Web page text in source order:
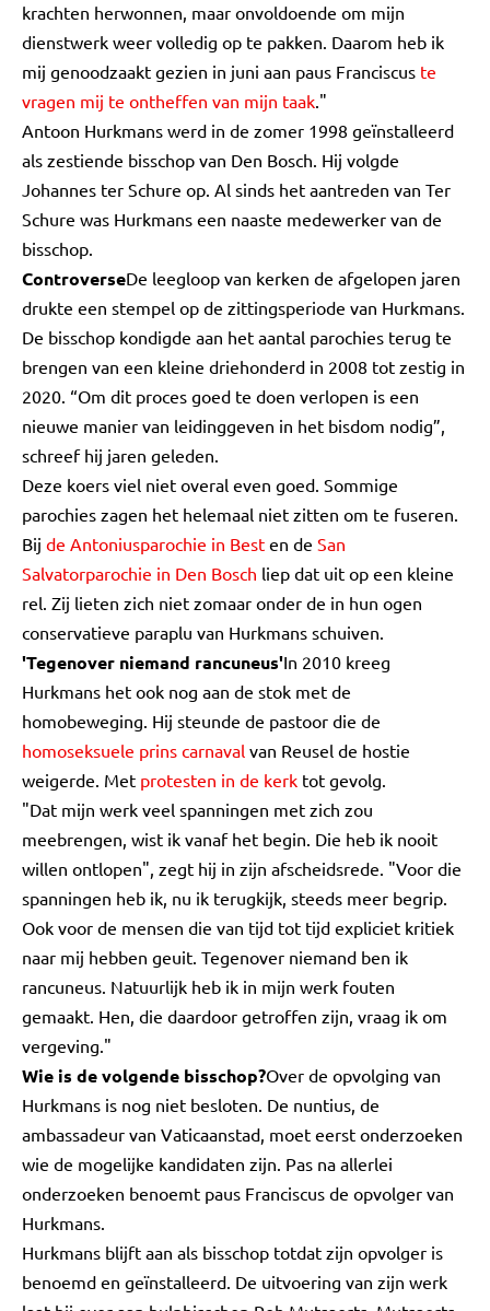
krachten herwonnen, maar onvoldoende om mijn
dienstwerk weer volledig op te pakken. Daarom heb ik
mij genoodzaakt gezien in juni aan paus Franciscus te
vragen mij te ontheffen van mijn taak."
Antoon Hurkmans werd in de zomer 1998 geïnstalleerd
als zestiende bisschop van Den Bosch. Hij volgde
Johannes ter Schure op. Al sinds het aantreden van Ter
Schure was Hurkmans een naaste medewerker van de
bisschop.
ControverseDe leegloop van kerken de afgelopen jaren
drukte een stempel op de zittingsperiode van Hurkmans.
De bisschop kondigde aan het aantal parochies terug te
brengen van een kleine driehonderd in 2008 tot zestig in
2020. “Om dit proces goed te doen verlopen is een
nieuwe manier van leidinggeven in het bisdom nodig”,
schreef hij jaren geleden.
Deze koers viel niet overal even goed. Sommige
parochies zagen het helemaal niet zitten om te fuseren.
Bij de Antoniusparochie in Best en de San
Salvatorparochie in Den Bosch liep dat uit op een kleine
rel. Zij lieten zich niet zomaar onder de in hun ogen
conservatieve paraplu van Hurkmans schuiven.
'Tegenover niemand rancuneus'In 2010 kreeg
Hurkmans het ook nog aan de stok met de
homobeweging. Hij steunde de pastoor die de
homoseksuele prins carnaval van Reusel de hostie
weigerde. Met protesten in de kerk tot gevolg.
"Dat mijn werk veel spanningen met zich zou
meebrengen, wist ik vanaf het begin. Die heb ik nooit
willen ontlopen", zegt hij in zijn afscheidsrede. "Voor die
spanningen heb ik, nu ik terugkijk, steeds meer begrip.
Ook voor de mensen die van tijd tot tijd expliciet kritiek
naar mij hebben geuit. Tegenover niemand ben ik
rancuneus. Natuurlijk heb ik in mijn werk fouten
gemaakt. Hen, die daardoor getroffen zijn, vraag ik om
vergeving."
Wie is de volgende bisschop?Over de opvolging van
Hurkmans is nog niet besloten. De nuntius, de
ambassadeur van Vaticaanstad, moet eerst onderzoeken
wie de mogelijke kandidaten zijn. Pas na allerlei
onderzoeken benoemt paus Franciscus de opvolger van
Hurkmans.
Hurkmans blijft aan als bisschop totdat zijn opvolger is
benoemd en geïnstalleerd. De uitvoering van zijn werk